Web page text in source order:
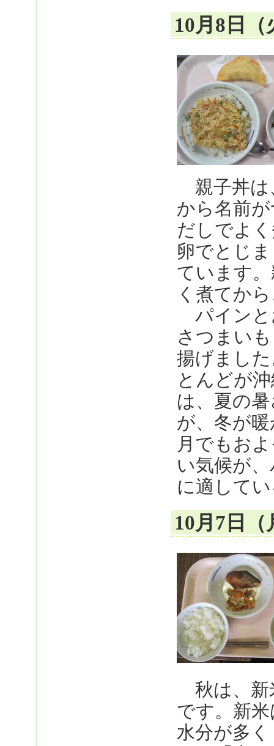
10月8日（
親子丼は
から名前
だしでよ
卵でとじ
ています
く煮てか
パインと
さつまい
揚げまし
とんどが
は、夏の
が、冬が
月でもお
い気候が
に適して
10月7日（
秋は、新
です。新
水分が多